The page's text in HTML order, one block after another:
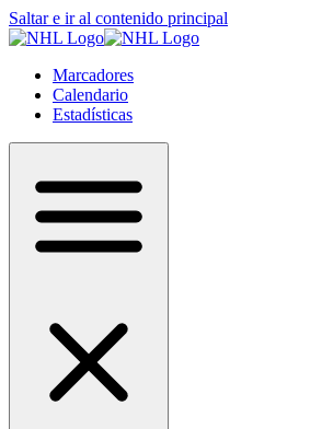
Saltar e ir al contenido principal
Marcadores
Calendario
Estadísticas